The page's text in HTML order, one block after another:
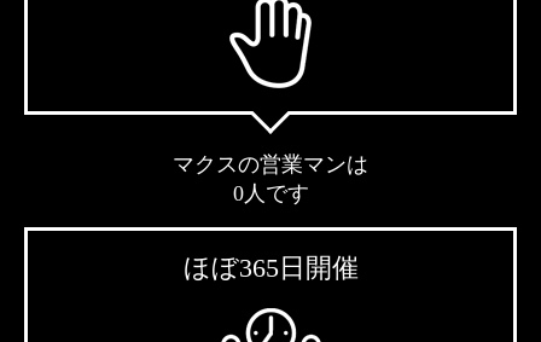
マクスの営業マンは
0人です
ほぼ365日開催